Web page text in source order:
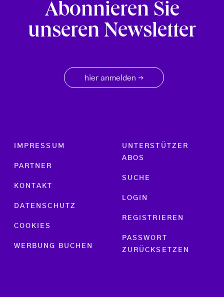
Abonnieren Sie
unseren Newsletter
hier anmelden →
Footer menu
IMPRESSUM
PARTNER
KONTAKT
DATENSCHUTZ
COOKIES
WERBUNG BUCHEN
UNTERSTÜTZER
ABOS
SUCHE
LOGIN
REGISTRIEREN
PASSWORT
ZURÜCKSETZEN